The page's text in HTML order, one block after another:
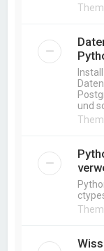
und